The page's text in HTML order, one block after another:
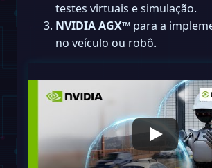
testes virtuais e simulação.
NVIDIA AGX™ para a
no veículo ou robô.